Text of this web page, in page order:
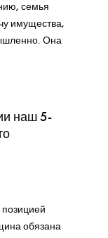
семья
имущества,
Она
наш 5-
позицией
обязана